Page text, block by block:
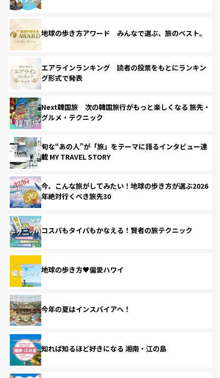
地球の歩き方アワード みんなで選ぶ、旅のベスト。
エアラインランキング 読者の投票をもとにランキン
グ形式で発表
Next韓国旅 次の韓国旅行がもっと楽しくなる 旅先・
グルメ・テクニック
旬な“あの人”が「旅」をテーマに語るインタビュー連
載 MY TRAVEL STORY
今、こんな旅がしてみたい！地球の歩き方が選ぶ2026
年絶対行くべき旅先30
コスパもタイパもかなえる！賢者の旅テクニック
地球の歩き方♥偏愛ハワイ
今年の夏はインスパイアへ！
知れば知るほど好きになる 湘南・江の島